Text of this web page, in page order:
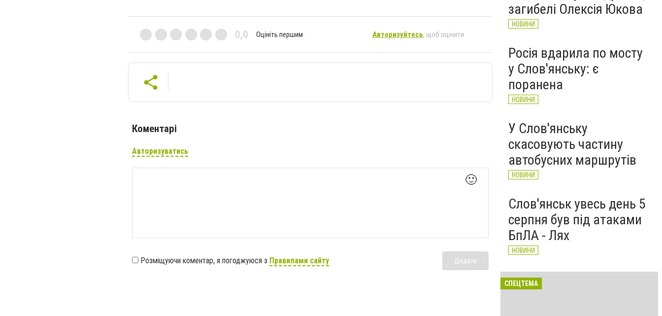
0,0 Оцініть першим Авторизуйтесь, щоб оцінити
Коментарі
Авторизуватись
🙂
Розміщуючи коментар, я погоджуюся з Правилами сайту Додати
загибелі Олексія Юкова
НОВИНИ
Росія вдарила по мосту
у Слов'янську: є
поранена
НОВИНИ
У Слов'янську
скасовують частину
автобусних маршрутів
НОВИНИ
Слов'янськ увесь день 5
серпня був під атаками
БпЛА - Лях
НОВИНИ
СПЕЦТЕМА